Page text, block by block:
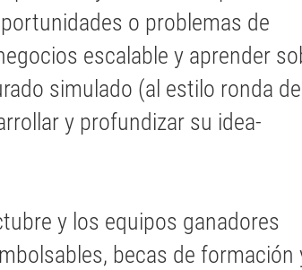
o problemas de
escalable y aprender
simulado (al estilo ronda de
y profundizar su idea-
y los equipos ganadores
becas de formación